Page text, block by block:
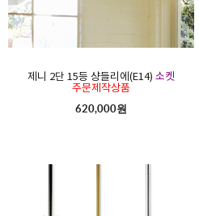
제니 2단 15등 샹들리에(E14) 소켓
주문제작상품
620,000원